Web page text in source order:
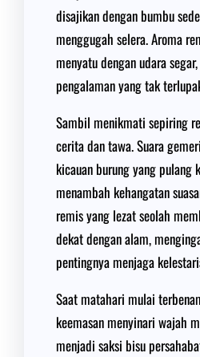
disajikan dengan bumbu
menggugah selera. Aroma
menyatu dengan udara
pengalaman yang tak
Sambil menikmati sepiring
cerita dan tawa. Suara
kicauan burung yang pulang
menambah kehangatan
remis yang lezat seolah
dekat dengan alam,
pentingnya menjaga
Saat matahari mulai
keemasan menyinari wajah
menjadi saksi bisu